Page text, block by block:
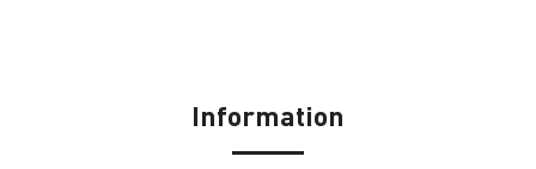
Information